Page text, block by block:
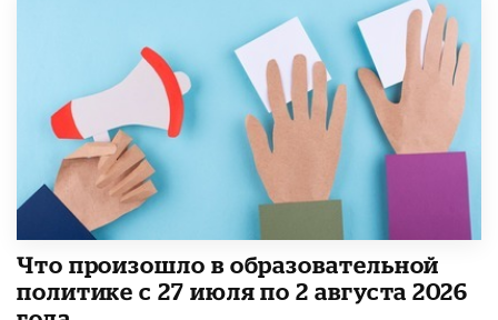
​Что произошло в образовательной
политике с 27 июля по 2 августа 2026